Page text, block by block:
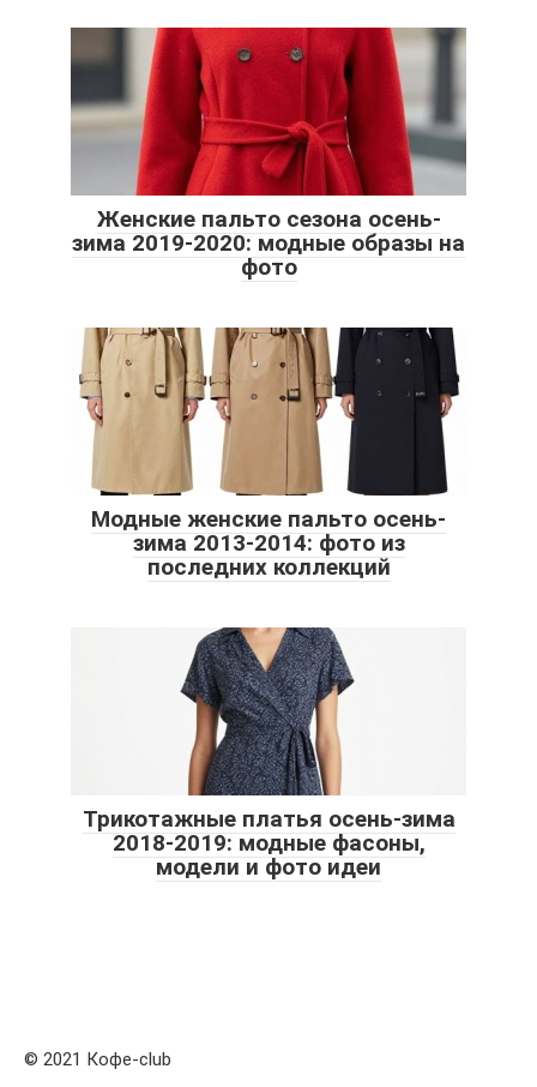
Женские пальто сезона осень-
зима 2019-2020: модные образы на
фото
Модные женские пальто осень-
зима 2013-2014: фото из
последних коллекций
Трикотажные платья осень-зима
2018-2019: модные фасоны,
модели и фото идеи
© 2021 Кофе-club